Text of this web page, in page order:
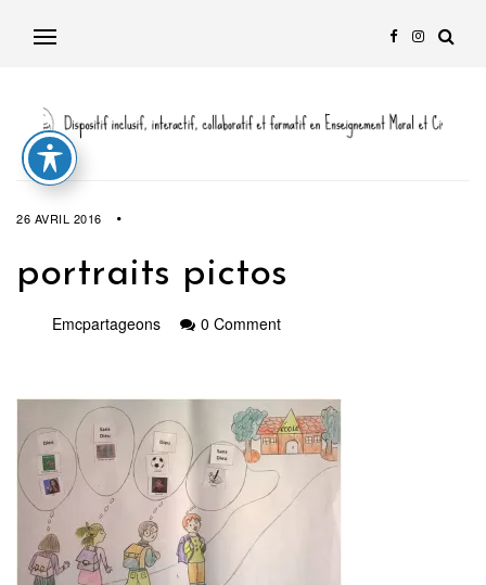
26 AVRIL 2016
portraits pictos
Emcpartageons 0 Comment